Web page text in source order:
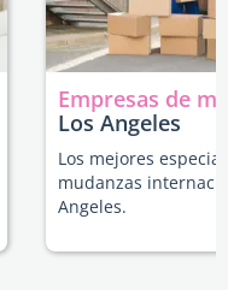
Empresas de
Los Angeles
Los mejores
mudanzas
Angeles.